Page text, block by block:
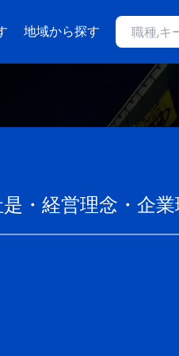
地域から探す
・経営理念・企